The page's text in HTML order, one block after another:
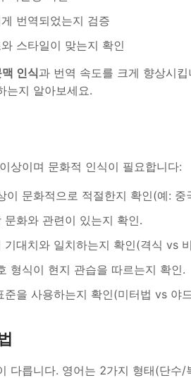
번역되었는지 검증
스타일이 맞는지 확인
인식과 번역 속도를 크게 향상시킵
는지 알아보세요.
상이며 문화적 인식이 필요합니다:
이 문화적으로 적절한지 확인(예:
문화와 관련이 있는지 확인.
기대치와 일치하는지 확인(격식 vs
형식이 현지 관습을 따르는지 확인.
준을 사용하는지 확인(미터법 vs 야
다릅니다. 영어는 2가지 형태(단